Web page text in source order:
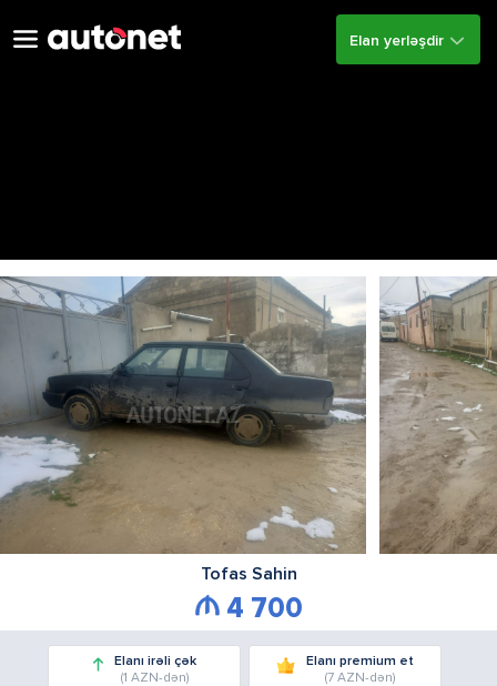
Elan yerləşdir
Tofas Sahin
4 700
Elanı irəli çək
(1 AZN-dən)
Elanı premium et
(7 AZN-dən)